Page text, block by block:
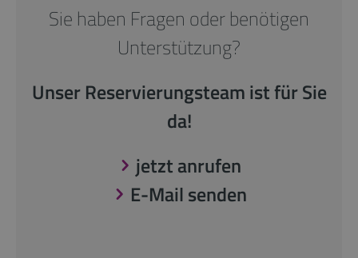
Sie haben Fragen oder benötigen
Unterstützung?
Unser Reservierungsteam ist für Sie
da!
jetzt anrufen
E-Mail senden